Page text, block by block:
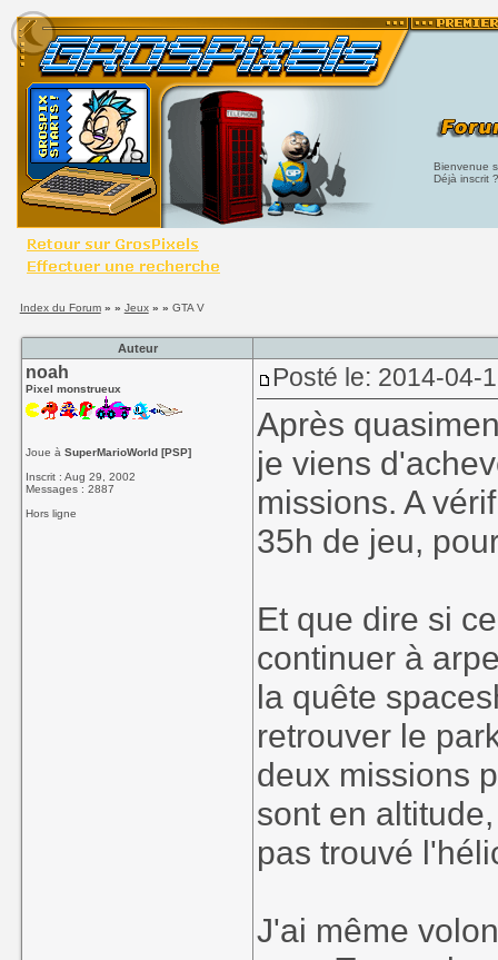
Bienvenue
Déjà inscrit
Index du Forum» » Jeux» » GTA V
Auteur
noah
Pixel monstrueux
Joue àSuperMarioWorld [PSP]
Inscrit : Aug 29, 2002
Messages : 2887
Hors ligne
Posté le: 2014-04-
Après
je viens
missions. A
35h de jeu,
Et que dire si
continuer à
la quête
retrouver le
deux missions
sont en
pas trouvé
J'ai même